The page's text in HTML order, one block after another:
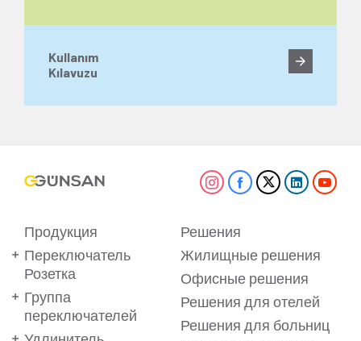
Kullanım
Kılavuzu
Продукция
Переключатель
Розетка
Группа
переключателей
Решения
Жилищные решения
Офисные решения
Решения для отелей
Решения для больниц